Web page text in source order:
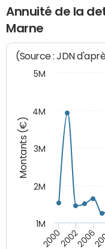
Annuité de la
Marne
Montants (€)
(Source : JDN
200020022006
1M
2M
3M
4M
5M